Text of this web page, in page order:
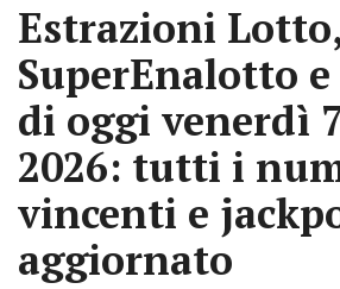
Estrazioni
SuperEnalotto
di oggi venerdì
2026: tutti i
vincenti e
aggiornato